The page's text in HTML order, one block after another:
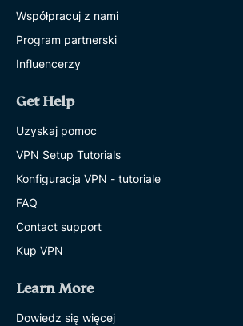
Współpracuj z nami
Program partnerski
Influencerzy
Get Help
Uzyskaj pomoc
VPN Setup Tutorials
Konfiguracja VPN - tutoriale
FAQ
Contact support
Kup VPN
Learn More
Dowiedz się więcej